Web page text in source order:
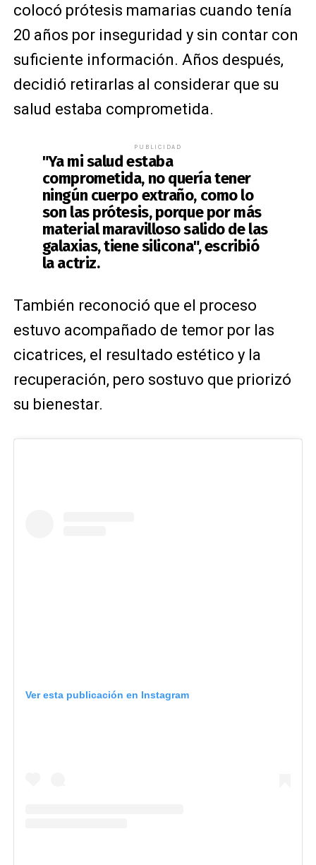
colocó prótesis mamarias cuando tenía
20 años por inseguridad y sin contar con
suficiente información. Años después,
decidió retirarlas al considerar que su
salud estaba comprometida.
PUBLICIDAD
"Ya mi salud estaba
comprometida, no quería tener
ningún cuerpo extraño, como lo
son las prótesis, porque por más
material maravilloso salido de las
galaxias, tiene silicona", escribió
la actriz.
También reconoció que el proceso
estuvo acompañado de temor por las
cicatrices, el resultado estético y la
recuperación, pero sostuvo que priorizó
su bienestar.
Ver esta publicación en Instagram